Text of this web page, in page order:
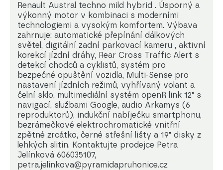
Renault Austral techno mild hybrid . Úsporný a
výkonný motor v kombinaci s moderními
technologiemi a vysokým komfortem. Výbava
zahrnuje: automatické přepínání dálkových
světel, digitální zadní parkovací kameru , aktivní
korekcí jízdní dráhy, Rear Cross Traffic Alert s
detekcí chodců a cyklistů, systém pro
bezpečné opuštění vozidla, Multi-Sense pro
nastavení jízdních režimů, vyhřívaný volant a
čelní sklo, multimediální systém openR link 12" s
navigací, službami Google, audio Arkamys (6
reproduktorů), indukční nabíječku smartphonu,
bezrámečkové elektrochromatické vnitřní
zpětné zrcátko, černé střešní lišty a 19" disky z
lehkých slitin. Kontaktujte prodejce Petra
Jelínková 606035107,
petra.jelinkova@pyramidapruhonice.cz